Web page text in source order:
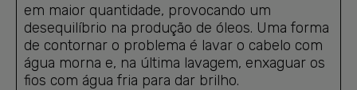
em maior quantidade, provocando um
desequilíbrio na produção de óleos. Uma forma
de contornar o problema é lavar o cabelo com
água morna e, na última lavagem, enxaguar os
fios com água fria para dar brilho.